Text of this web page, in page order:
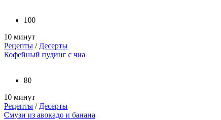
100
10 минут
Рецепты /Десерты
Кофейный пудинг с чиа
80
10 минут
Рецепты /Десерты
Смузи из авокадо и банана